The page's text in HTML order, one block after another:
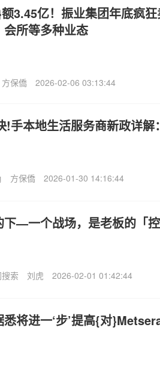
3.45亿！振业集团年底疯
会所等多种业态
方保僑 2026-02-06 03:13:44
!手本地生活服务商新政详
方保僑 2026-01-30 14:16:44
下—一个战场，是老板的「
索 刘虎 2026-02-01 01:42:44
悉将进一‘步’提高{对